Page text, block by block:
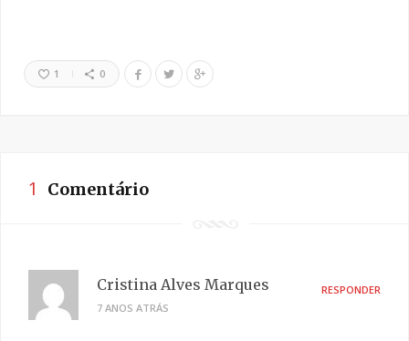
1 0
1 Comentário
Cristina Alves Marques
7 ANOS ATRÁS
RESPONDER